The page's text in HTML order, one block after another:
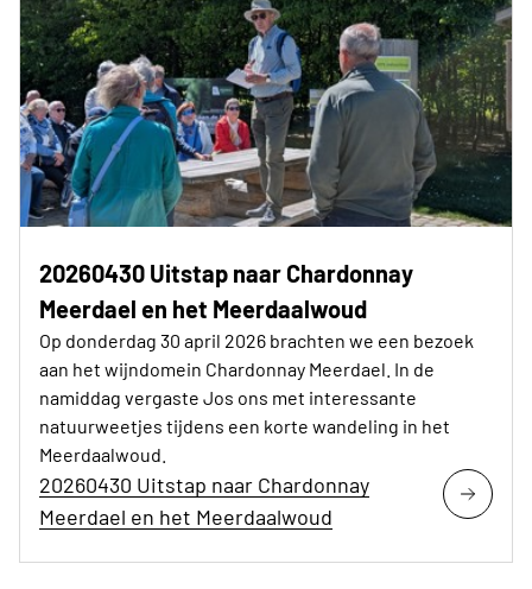
20260430 Uitstap naar Chardonnay
Meerdael en het Meerdaalwoud
Op donderdag 30 april 2026 brachten we een bezoek
aan het wijndomein Chardonnay Meerdael. In de
namiddag vergaste Jos ons met interessante
natuurweetjes tijdens een korte wandeling in het
Meerdaalwoud.
20260430 Uitstap naar Chardonnay
Meerdael en het Meerdaalwoud